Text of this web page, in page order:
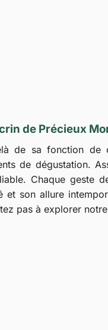
de Précieux
de sa fonction de
de dégustation.
Chaque geste
et son allure
pas à explorer notre